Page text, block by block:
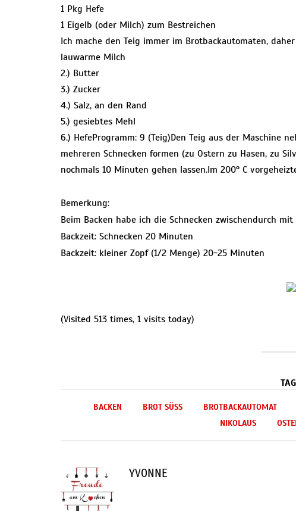
1 Pkg Hefe
1 Eigelb (oder Milch) zum Bestreichen
Ich mache den Teig immer im Brotbackautomaten,
lauwarme Milch
2.) Butter
3.) Zucker
4.) Salz, an den Rand
5.) gesiebtes Mehl
6.) HefeProgramm: 9 (Teig)Den Teig aus der Maschine
mehreren Schnecken formen (zu Ostern zu Hasen, zu
nochmals 10 Minuten gehen lassen.Im 200° C
Bemerkung:
Beim Backen habe ich die Schnecken zwischendurch
Backzeit: Schnecken 20 Minuten
Backzeit: kleiner Zopf (1/2 Menge) 20-25 Minuten
(Visited 513 times, 1 visits today)
BACKEN BROT SÜSS BROTBACKAUTOMAT
NIKOLAUS
YVONNE